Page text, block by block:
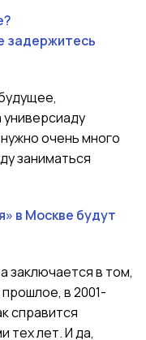
задержитесь
очень много
заниматься
в Москве будут
заключается в том,
в 2001-
справится
тех лет. И да,